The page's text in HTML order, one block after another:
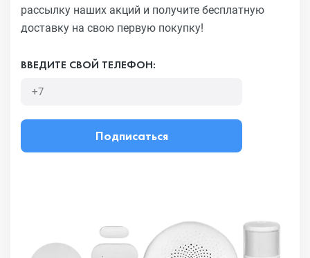
рассылку наших акций и получите бесплатную
доставку на свою первую покупку!
ВВЕДИТЕ СВОЙ ТЕЛЕФОН:
Подписаться